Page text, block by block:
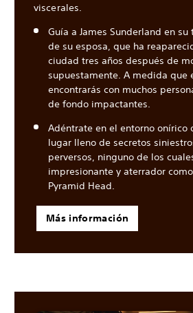
viscerales.
Guía a James Sunderland en su
de su esposa, que ha
ciudad tres años después de
supuestamente. A medida que
encontrarás con muchos
de fondo impactantes.
Adéntrate en el entorno onírico
lugar lleno de secretos
perversos, ninguno de los
impresionante y aterrador
Pyramid Head.
Más información